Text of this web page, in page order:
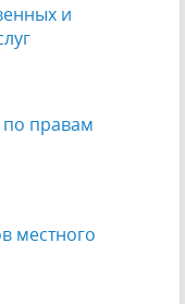
и
правам
местного